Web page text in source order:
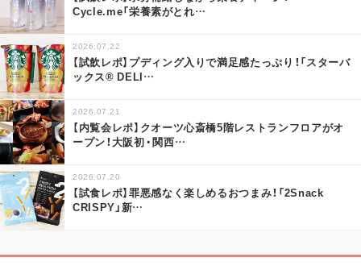
Cycle.me「栄養素がとれ…
2026.07.22
【試飲レポ】プディング入りで満足感たっぷり！「スターバ
ックス® DELI…
2026.07.21
【内覧会レポ】クオーツ心斎橋5階レストランフロアがオ
ープン！大阪初・関西…
2026.07.20
【試食レポ】罪悪感なく楽しめるおつまみ！「2Snack
CRISPY」新…